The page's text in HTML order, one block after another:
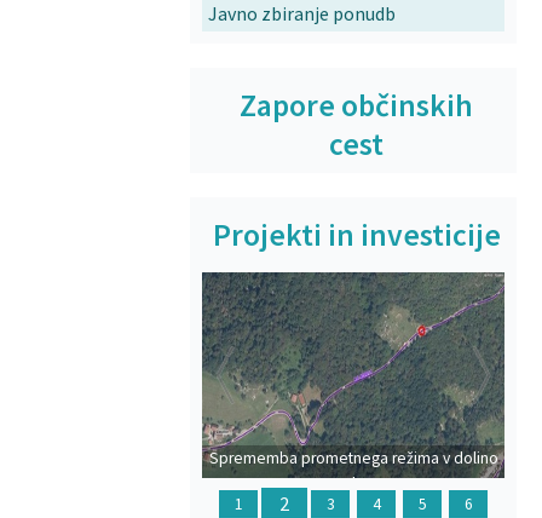
Javno zbiranje ponudb
Zapore občinskih
cest
Projekti in investicije
Sprememba prometnega režima v dolino
Polog
Prejšnja
1 2 3 4 5
6